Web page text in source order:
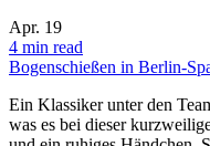
Apr. 19
4 min read
Bogenschießen in Berlin-
Ein Klassiker unter den
was es bei dieser